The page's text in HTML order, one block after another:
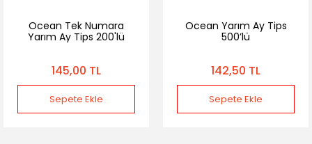
Ocean Tek Numara
Yarım Ay Tips 200'lü
145,00 TL
Sepete Ekle
Ocean Yarım Ay Tips
500’lü
142,50 TL
Sepete Ekle